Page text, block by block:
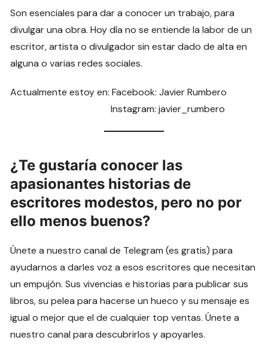
Son esenciales para dar a conocer un trabajo, para
divulgar una obra. Hoy día no se entiende la labor de un
escritor, artista o divulgador sin estar dado de alta en
alguna o varias redes sociales.
Actualmente estoy en: Facebook: Javier Rumbero
Instagram: javier_rumbero
¿Te gustaría conocer las
apasionantes historias de
escritores modestos, pero no por
ello menos buenos?
Únete a nuestro canal de Telegram (es gratis) para
ayudarnos a darles voz a esos escritores que necesitan
un empujón. Sus vivencias e historias para publicar sus
libros, su pelea para hacerse un hueco y su mensaje es
igual o mejor que el de cualquier top ventas. Únete a
nuestro canal para descubrirlos y apoyarles.